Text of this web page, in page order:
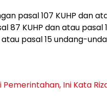
pasal 107 KUHP dan
87 KUHP dan atau pasal
pasal 15 undang-
Ini Kata